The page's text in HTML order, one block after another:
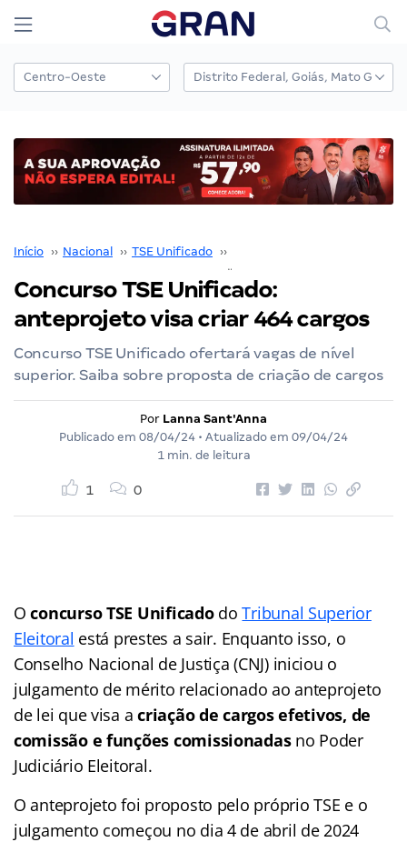
Início ›› Nacional ›› TSE Unificado ››
Concurso TSE Unificado:
anteprojeto visa criar 464 cargos
Concurso TSE Unificado ofertará vagas de nível
superior. Saiba sobre proposta de criação de cargos
Por Lanna Sant'Anna
Publicado em 08/04/24 • Atualizado em 09/04/24
1 min. de leitura
1 0
Oconcurso TSE UnificadodoTribunal Superior
Eleitoral está prestes a sair. Enquanto isso, o
Conselho Nacional de Justiça (CNJ) iniciou o
julgamento de mérito relacionado ao anteprojeto
de lei que visa acriação de cargos efetivos, de
comissão e funções comissionadasno Poder
Judiciário Eleitoral.
O anteprojeto foi proposto pelo próprio TSE e o
julgamento começou no dia 4 de abril de 2024